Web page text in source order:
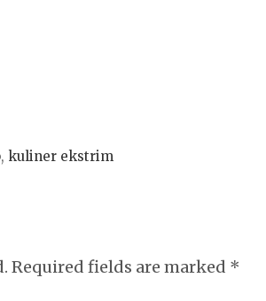
, kuliner ekstrim
Required fields are marked *